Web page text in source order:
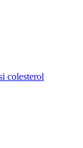
colesterol